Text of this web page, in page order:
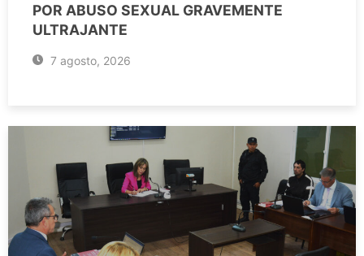
POR ABUSO SEXUAL GRAVEMENTE
ULTRAJANTE
7 agosto, 2026